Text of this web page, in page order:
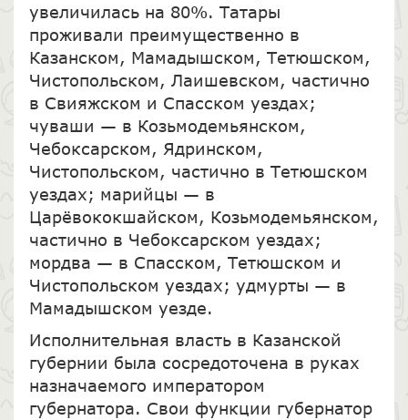
увеличилась на 80%. Татары
проживали преимущественно в
Казанском, Мамадышском, Тетюшском,
Чистопольском, Лаишевском, частично
в Свияжском и Спасском уездах;
чуваши — в Козьмодемьянском,
Чебоксарском, Ядринском,
Чистопольском, частично в Тетюшском
уездах; марийцы — в
Царёвококшайском, Козьмодемьянском,
частично в Чебоксарском уездах;
мордва — в Спасском, Тетюшском и
Чистопольском уездах; удмурты — в
Мамадышском уезде.
Исполнительная власть в Казанской
губернии была сосредоточена в руках
назначаемого императором
губернатора. Свои функции губернатор